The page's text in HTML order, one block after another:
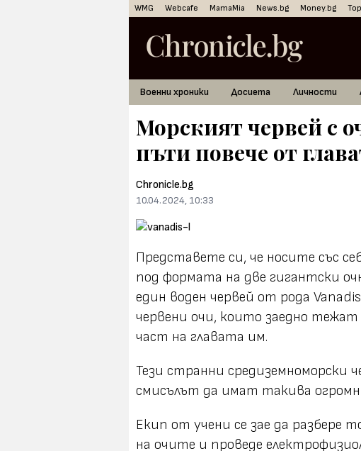
WMG Webcafe MamaMia News.bg Money.bg
Военни хроники Досиета Личности
Морският червей с
пъти повече от
Chronicle.bg
10.04.2024, 10:33
Представете си, че носите със
под формата на две гигантски
един воден червей от рода
червени очи, които заедно
част на главата им.
Тези странни средиземноморски
смисълът да имат такива
Екип от учени се зае да разбере
на очите и проведе